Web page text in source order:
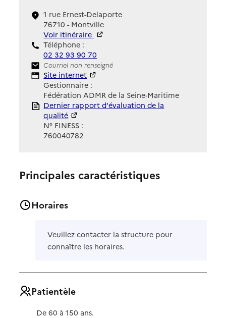
1 rue Ernest-Delaporte
76710 - Montville
Voir itinéraire
Téléphone :
02 32 93 90 70
Contact
Courriel non renseigné
Site Internet
Site internet
Gestionnaire :
Fédération ADMR de la Seine-Maritime
Rapport HAS
Dernier rapport d'évaluation de la
qualité
N° FINESS :
760040782
Principales caractéristiques
Horaires
Veuillez contacter la structure pour
connaître les horaires.
Patientèle
De 60 à 150 ans.